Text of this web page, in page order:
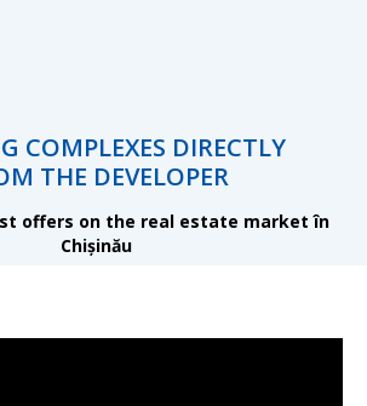
COMPLEXES DIRECTLY
THE DEVELOPER
offers on the real estate market în
Chișinău